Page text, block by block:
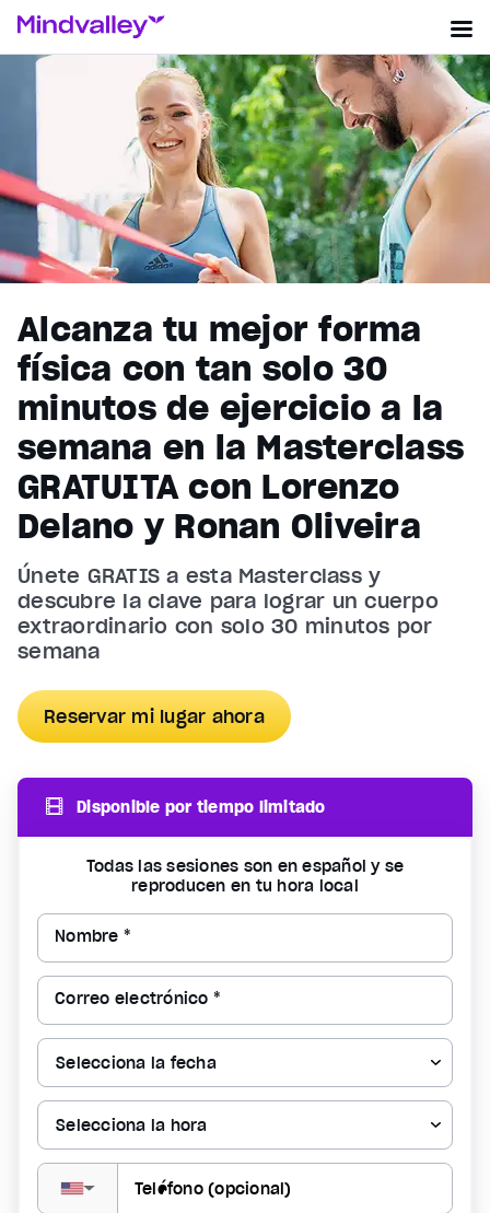
Alcanza tu mejor forma
física con tan solo 30
minutos de ejercicio a la
semana en la Masterclass
GRATUITA con Lorenzo
Delano y Ronan Oliveira
Únete GRATIS a esta Masterclass y
descubre la clave para lograr un cuerpo
extraordinario con solo 30 minutos por
semana
Reservar mi lugar ahora
Disponible por tiempo limitado
Todas las sesiones son en español y se
reproducen en tu hora local
Nombre *
Correo electrónico *
▼